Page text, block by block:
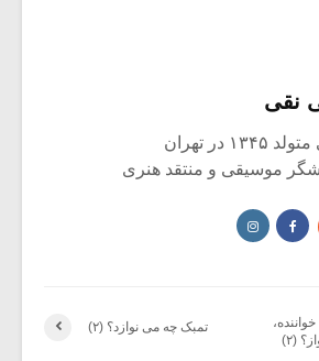
نقی
در تهران
موسیقی و منتقد هنری
تمبک چه می نوازد؟ (۲)
(۲)